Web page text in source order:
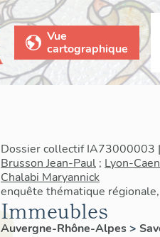
Vue
cartographique
Dossier collectif IA73000003
Brusson Jean-Paul ; Lyon-
Chalabi Maryannick
enquête thématique
Immeubles
Auvergne-Rhône-Alpes>